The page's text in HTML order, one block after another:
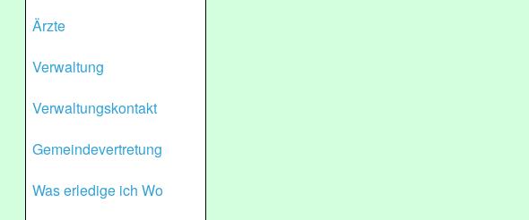
Ärzte
Verwaltung
Verwaltungskontakt
Gemeindevertretung
Was erledige ich Wo